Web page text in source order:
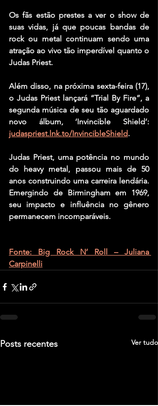
Os fãs estão prestes a ver o show de
suas vidas, já que poucas bandas de
rock ou metal continuam sendo uma
atração ao vivo tão imperdível quanto o
Judas Priest.
Além disso, na próxima sexta-feira (17),
o Judas Priest lançará “Trial By Fire”, a
segunda música de seu tão aguardado
judaspriest.lnk.to/InvincibleShield.
Judas Priest, uma potência no mundo
do heavy metal, passou mais de 50
anos construindo uma carreira lendária.
Emergindo de Birmingham em 1969,
seu impacto e influência no gênero
permanecem incomparáveis.
Fonte: Big Rock N’ Roll – Juliana
Carpinelli
Posts recentes Ver tudo